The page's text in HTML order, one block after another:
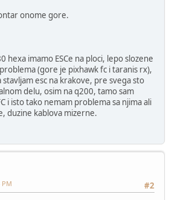
onome gore.
hexa imamo ESCe na ploci, lepo slozene
(gore je pixhawk fc i taranis rx),
esc na krakove, pre svega sto
delu, osim na q200, tamo sam
i isto tako nemam problema sa njima ali
duzine kablova mizerne.
#2
PM